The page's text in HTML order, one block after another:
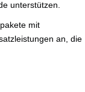
unterstützen.
mit
an, die